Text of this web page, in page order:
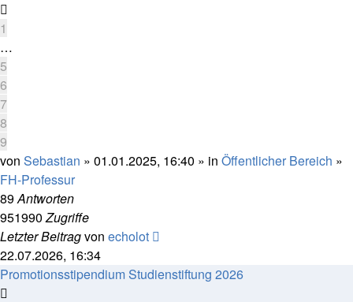
1
…
5
6
7
8
9
von Sebastian » 01.01.2025, 16:40 » in Öffentlicher Bereich »
FH-Professur
89Antworten
951990Zugriffe
Letzter Beitragvon echolot
22.07.2026, 16:34
Promotionsstipendium Studienstiftung 2026